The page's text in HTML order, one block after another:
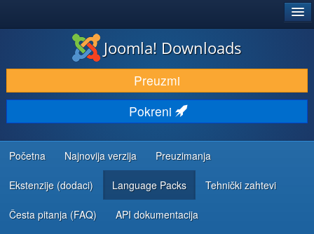
PREUZIMANJE I PROŠIRENJA (EKSTENZIJE)
OTKRIJTE I NAUČITE
ZAJEDNICA I PODRŠKA
RESURSI ZA RAZVOJ
Joomla! Downloads
Preuzmi
Pokreni
Početna Najnovija verzija Preuzimanja
Ekstenzije (dodaci) Language Packs Tehnički zahtevi
Česta pitanja (FAQ) API dokumentacija